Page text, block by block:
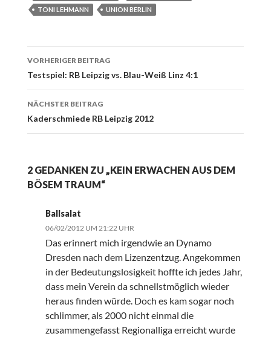
TONI LEHMANN
UNION BERLIN
Beitrags-
Navigation
VORHERIGER BEITRAG
Testspiel: RB Leipzig vs. Blau-Weiß Linz 4:1
NÄCHSTER BEITRAG
Kaderschmiede RB Leipzig 2012
2 GEDANKEN ZU „KEIN ERWACHEN AUS DEM
BÖSEM TRAUM“
Ballsalat
06/02/2012 UM 21:22 UHR
Das erinnert mich irgendwie an Dynamo
Dresden nach dem Lizenzentzug. Angekommen
in der Bedeutungslosigkeit hoffte ich jedes Jahr,
dass mein Verein da schnellstmöglich wieder
heraus finden würde. Doch es kam sogar noch
schlimmer, als 2000 nicht einmal die
zusammengefasst Regionalliga erreicht wurde